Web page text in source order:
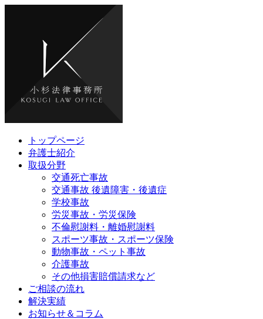
トップページ
弁護士紹介
取扱分野
交通死亡事故
交通事故 後遺障害・後遺症
学校事故
労災事故・労災保険
不倫慰謝料・離婚慰謝料
スポーツ事故・スポーツ保険
動物事故・ペット事故
介護事故
その他損害賠償請求など
ご相談の流れ
解決実績
お知らせ＆コラム